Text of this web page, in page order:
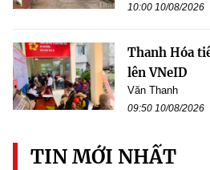
10:00 10/08/2026
Thanh Hóa
lên VNeID
Văn Thanh
09:50 10/08/2026
TIN MỚI NHẤT